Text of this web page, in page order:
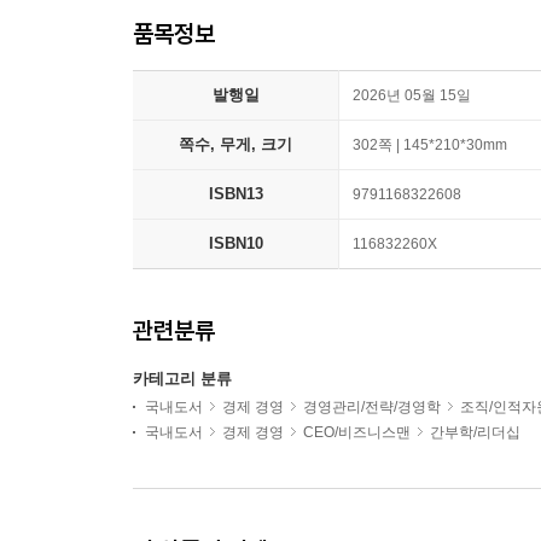
품목정보
발행일 2026년 05월 15일
쪽수, 무게, 크기 302쪽 | 145*210*30mm
ISBN13 9791168322608
ISBN10 116832260X
관련분류
카테고리 분류
국내도서 경제 경영 경영관리/전략/경영학
조직/인적자
국내도서
경제 경영 CEO/비즈니스맨 간부학/리더십